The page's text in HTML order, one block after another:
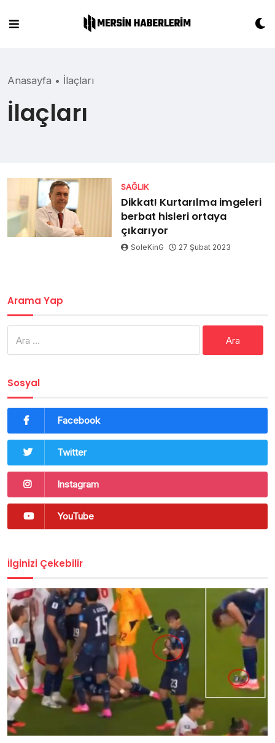
content
Anasayfa • İlaçları
İlaçları
SAĞLIK
Dikkat! Kurtarılma imgeleri
berbat hisleri ortaya
çıkarıyor
SoleKinG 27 Şubat 2023
Arama Yap
Sosyal
Facebook
Twitter
Instagram
YouTube
İlginizi Çekebilir